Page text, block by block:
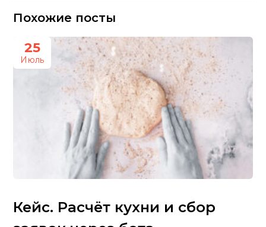
Наша цель — давать честные,
проверенные практикой ответы на
вопросы бизнеса об автоматизации и
продажах через мессенджеры.
Похожие посты
25
Июль
Кейс. Расчёт кухни и сбор